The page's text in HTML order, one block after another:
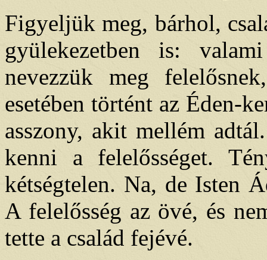
Figyeljük meg, bárhol,
gyülekezetben is:
nevezzük meg
esetében történt az Éden-
asszony, akit mellém
kenni a felelősséget.
kétségtelen. Na, de Isten
A felelősség az övé, és
tette a család fejévé.